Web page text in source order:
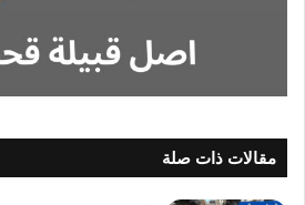
مقالات ذات صلة